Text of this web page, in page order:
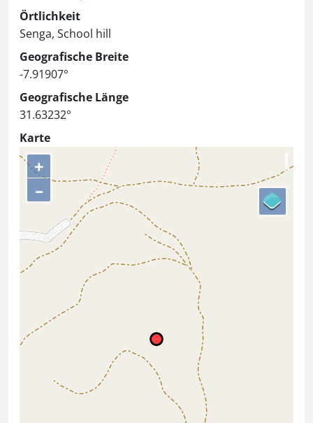
Örtlichkeit
Senga, School hill
Geografische Breite
-7.91907°
Geografische Länge
31.63232°
Karte
+
–